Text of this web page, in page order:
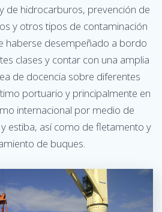
de hidrocarburos, prevención de
y otros tipos de contaminación
haberse desempeñado a bordo
clases y contar con una amplia
de docencia sobre diferentes
portuario y principalmente en
internacional por medio de
estiba, así como de fletamento y
de buques.